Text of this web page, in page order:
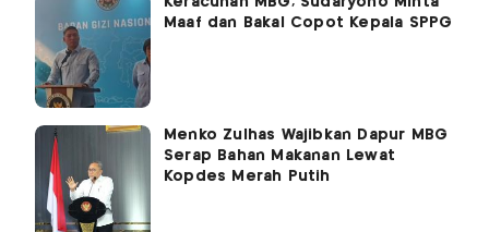
Maaf dan Bakal Copot Kepala SPPG
Menko Zulhas Wajibkan Dapur MBG
Serap Bahan Makanan Lewat
Kopdes Merah Putih